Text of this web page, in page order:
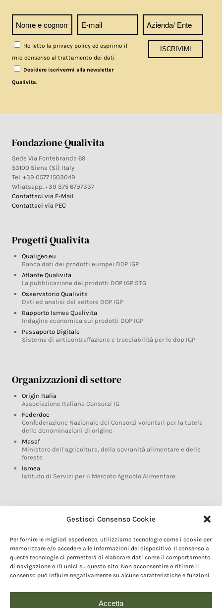
Gestisci Consenso Cookie
Per fornire le migliori esperienze, utilizziamo tecnologie come i cookie per
memorizzare e/o accedere alle informazioni del dispositivo. Il consenso a
queste tecnologie ci permetterà di elaborare dati come il comportamento
di navigazione o ID unici su questo sito. Non acconsentire o ritirare il
consenso può influire negativamente su alcune caratteristiche e funzioni.
Accetta
Ho letto la privacy policy ed esprimo il
mio consenso al trattamento dei dati
Desidero iscrivermi alla newsletter
Qualivita.
Fondazione Qualivita
Sede Via Fontebranda 69
53100 Siena (Si) Italy
Tel. +39 0577 1503049
Whatsapp. +39 375 6797337
Contattaci via E-Mail
Contattaci via PEC
Progetti Qualivita
Qualigeo.eu
Banca dati dei prodotti europei DOP IGP
Atlante Qualivita
La pubblicazione dei prodotti DOP IGP STG
Osservatorio Qualivita
Dati ed analisi del settore DOP IGP
Rapporto Ismea Qualivita
Indagine economica sui prodotti DOP IGP
Passaporto Digitale
Sistema di anticontraffazione e tracciabilità per le dop IGP
Organizzazioni di settore
Origin Italia
Associazione Italiana Consorzi IG
Federdoc
Confederazione Nazionale dei Consorzi volontari per la tutela
delle denominazioni di origine
Masaf
Ministero dell’agricoltura, della sovranità alimentare e delle
foreste
Ismea
Istituto di Servizi per il Mercato Agricolo Alimentare
Glossario DOP IGP
Marchi DOP IGP
Normativa prodotti DOP IGP
Consorzi di Tutela
Farm To Fork e prodotti DOP IGP